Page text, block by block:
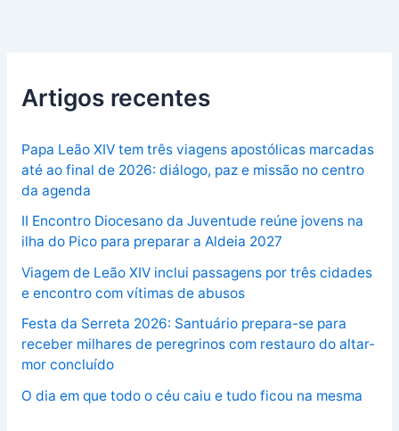
Artigos recentes
Papa Leão XIV tem três viagens apostólicas marcadas
até ao final de 2026: diálogo, paz e missão no centro
da agenda
II Encontro Diocesano da Juventude reúne jovens na
ilha do Pico para preparar a Aldeia 2027
Viagem de Leão XIV inclui passagens por três cidades
e encontro com vítimas de abusos
Festa da Serreta 2026: Santuário prepara-se para
receber milhares de peregrinos com restauro do altar-
mor concluído
O dia em que todo o céu caiu e tudo ficou na mesma